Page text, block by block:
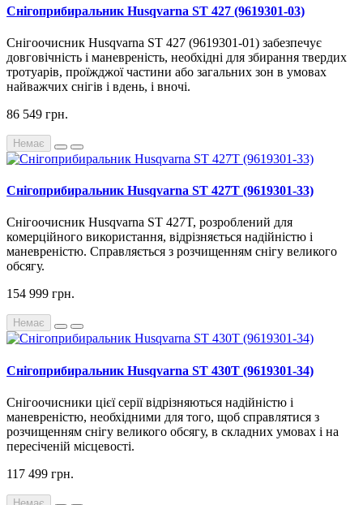
Снігоприбиральник Husqvarna ST 427 (9619301-03)
Снігоочисник Husqvarna ST 427 (9619301-01) забезпечує
довговічність і маневреність, необхідні для збирання твердих
тротуарів, проїжджої частини або загальних зон в умовах
найважчих снігів і вдень, і вночі.
86 549 грн.
Немає
Снігоприбиральник Husqvarna ST 427T (9619301-33)
Снігоочисник Husqvarna ST 427T, розроблений для
комерційного використання, відрізняється надійністю і
маневреністю. Справляється з розчищенням снігу великого
обсягу.
154 999 грн.
Немає
Снігоприбиральник Husqvarna ST 430T (9619301-34)
Снігоочисники цієї серії відрізняються надійністю і
маневреністю, необхідними для того, щоб справлятися з
розчищенням снігу великого обсягу, в складних умовах і на
пересіченій місцевості.
117 499 грн.